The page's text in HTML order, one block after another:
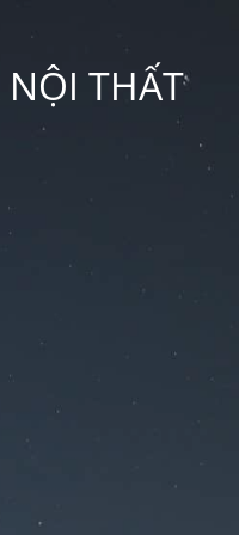
THẤT